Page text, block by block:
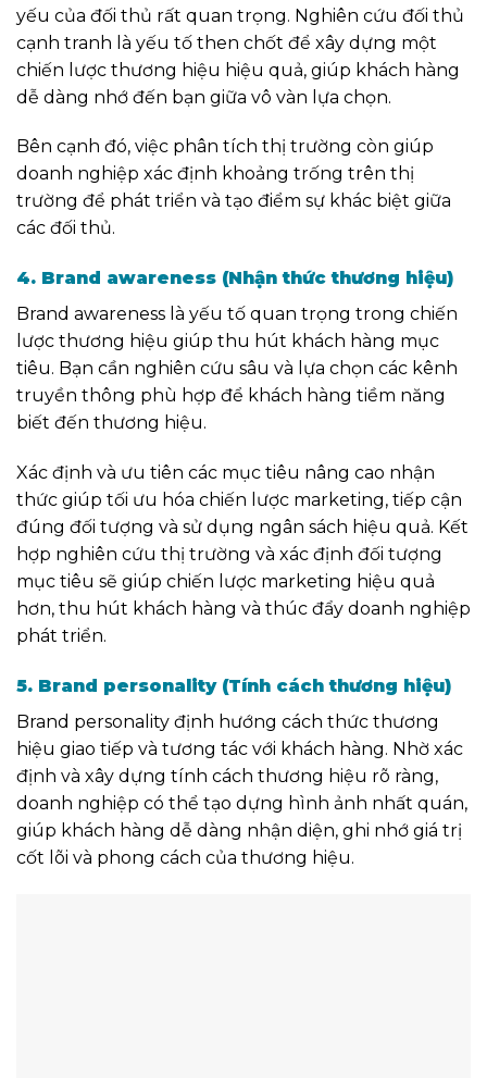
yếu của đối thủ rất quan trọng. Nghiên cứu đối thủ
cạnh tranh là yếu tố then chốt để xây dựng một
chiến lược thương hiệu hiệu quả, giúp khách hàng
dễ dàng nhớ đến bạn giữa vô vàn lựa chọn.
Bên cạnh đó, việc phân tích thị trường còn giúp
doanh nghiệp xác định khoảng trống trên thị
trường để phát triển và tạo điểm sự khác biệt giữa
các đối thủ.
4. Brand awareness (Nhận thức thương hiệu)
Brand awareness là yếu tố quan trọng trong chiến
lược thương hiệu giúp thu hút khách hàng mục
tiêu. Bạn cần nghiên cứu sâu và lựa chọn các kênh
truyền thông phù hợp để khách hàng tiềm năng
biết đến thương hiệu.
Xác định và ưu tiên các mục tiêu nâng cao nhận
thức giúp tối ưu hóa chiến lược marketing, tiếp cận
đúng đối tượng và sử dụng ngân sách hiệu quả. Kết
hợp nghiên cứu thị trường và xác định đối tượng
mục tiêu sẽ giúp chiến lược marketing hiệu quả
hơn, thu hút khách hàng và thúc đẩy doanh nghiệp
phát triển.
5. Brand personality (Tính cách thương hiệu)
Brand personality định hướng cách thức thương
hiệu giao tiếp và tương tác với khách hàng. Nhờ xác
định và xây dựng tính cách thương hiệu rõ ràng,
doanh nghiệp có thể tạo dựng hình ảnh nhất quán,
giúp khách hàng dễ dàng nhận diện, ghi nhớ giá trị
cốt lõi và phong cách của thương hiệu.